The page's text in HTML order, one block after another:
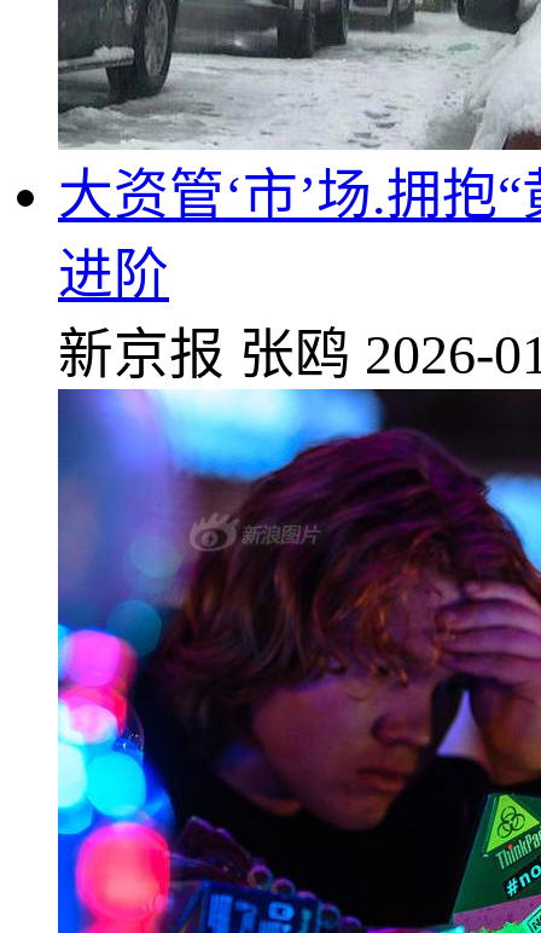
大资管‘市’场.拥抱
进阶
新京报 张鸥 2026-